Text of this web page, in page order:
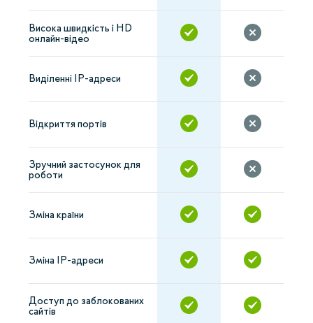
Висока швидкість і HD
онлайн-відео
Виділенні IP-адреси
Відкриття портів
Зручний застосунок для
роботи
Зміна країни
Зміна IP-адреси
Доступ до заблокованих
сайтів